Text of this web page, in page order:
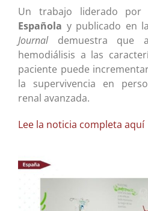
Un trabajo liderado por
Española y publicado en
Journal demuestra que
hemodiálisis a las
paciente puede
la supervivencia en
renal avanzada.
Lee la noticia completa aquí